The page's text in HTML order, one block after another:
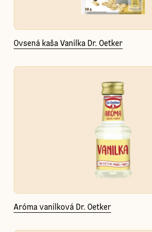
Ovsená kaša Vanilka Dr. Oetker
Aróma vanilková Dr. Oetker